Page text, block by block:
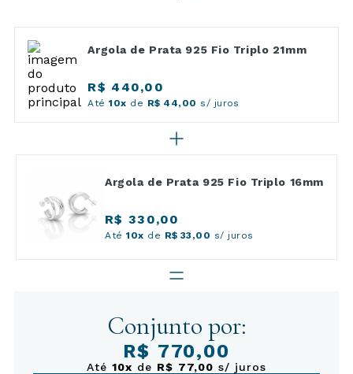
Argola de Prata 925 Fio Triplo 21mm
R$ 440,00
Até10x de R$ 44,00 s/ juros
Argola de Prata 925 Fio Triplo 16mm
R$ 330,00
Até10x de R$ 33,00 s/ juros
Conjunto por:
R$ 770,00
Até 10x de R$ 77,00 s/ juros